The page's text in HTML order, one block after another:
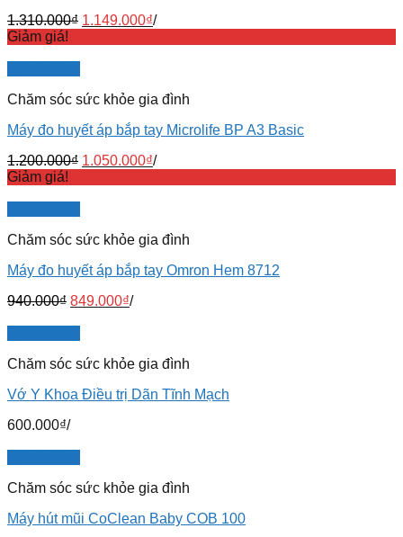
1.310.000₫ 1.149.000₫/
Giảm giá!
Chăm sóc sức khỏe gia đình
Máy đo huyết áp bắp tay Microlife BP A3 Basic
1.200.000₫ 1.050.000₫/
Giảm giá!
Chăm sóc sức khỏe gia đình
Máy đo huyết áp bắp tay Omron Hem 8712
940.000₫ 849.000₫/
Chăm sóc sức khỏe gia đình
Vớ Y Khoa Điều trị Dãn Tĩnh Mạch
600.000₫/
Chăm sóc sức khỏe gia đình
Máy hút mũi CoClean Baby COB 100